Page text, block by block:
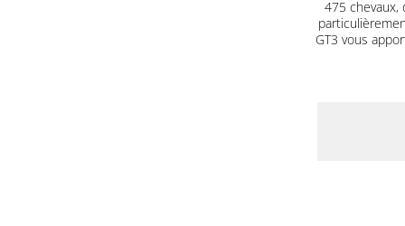
475
GT3 vous